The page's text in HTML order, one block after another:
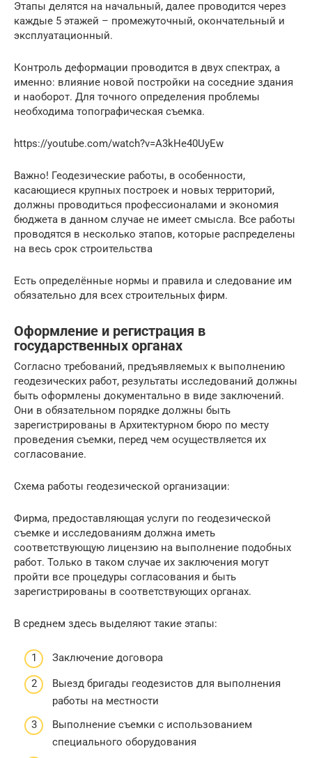
Этапы делятся на начальный, далее проводится через
каждые 5 этажей – промежуточный, окончательный и
эксплуатационный.
Контроль деформации проводится в двух спектрах, а
именно: влияние новой постройки на соседние здания
и наоборот. Для точного определения проблемы
необходима топографическая съемка.
https://youtube.com/watch?v=A3kHe40UyEw
Важно! Геодезические работы, в особенности,
касающиеся крупных построек и новых территорий,
должны проводиться профессионалами и экономия
бюджета в данном случае не имеет смысла. Все работы
проводятся в несколько этапов, которые распределены
на весь срок строительства
Есть определённые нормы и правила и следование им
обязательно для всех строительных фирм.
Оформление и регистрация в
государственных органах
Согласно требований, предъявляемых к выполнению
геодезических работ, результаты исследований должны
быть оформлены документально в виде заключений.
Они в обязательном порядке должны быть
зарегистрированы в Архитектурном бюро по месту
проведения съемки, перед чем осуществляется их
согласование.
Схема работы геодезической организации:
Фирма, предоставляющая услуги по геодезической
съемке и исследованиям должна иметь
соответствующую лицензию на выполнение подобных
работ. Только в таком случае их заключения могут
пройти все процедуры согласования и быть
зарегистрированы в соответствующих органах.
В среднем здесь выделяют такие этапы:
Заключение договора
Выезд бригады геодезистов для выполнения
работы на местности
Выполнение съемки с использованием
специального оборудования